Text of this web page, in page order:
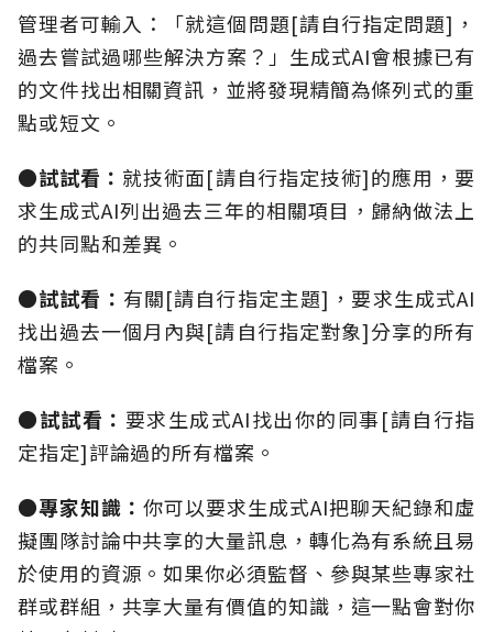
管理者可輸入：「就這個問題[請自行指定問題]，
過去嘗試過哪些解決方案？」生成式AI會根據已有
的文件找出相關資訊，並將發現精簡為條列式的重
點或短文。
●試試看： 就技術面[請自行指定技術]的應用，要
求生成式AI列出過去三年的相關項目，歸納做法上
的共同點和差異。
●試試看： 有關[請自行指定主題]，要求生成式AI
找出過去一個月內與[請自行指定對象]分享的所有
檔案。
●試試看： 要求生成式AI找出你的同事[請自行指
定指定]評論過的所有檔案。
●專家知識：你可以要求生成式AI把聊天紀錄和虛
擬團隊討論中共享的大量訊息，轉化為有系統且易
於使用的資源。如果你必須監督、參與某些專家社
群或群組，共享大量有價值的知識，這一點會對你